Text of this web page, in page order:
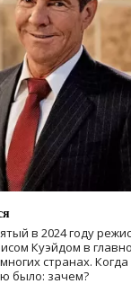
в 2024 году
Куэйдом в
странах.
было: зачем?